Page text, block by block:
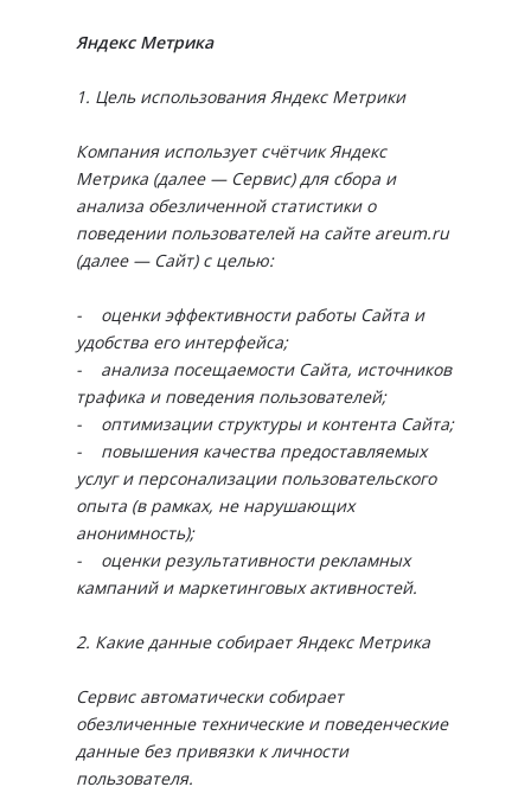
Яндекс Метрика
1. Цель использования Яндекс Метрики
Компания использует счётчик Яндекс
Метрика (далее — Сервис) для сбора и
анализа обезличенной статистики о
поведении пользователей на сайте areum.ru
(далее — Сайт) с целью:
- оценки эффективности работы Сайта и
удобства его интерфейса;
- анализа посещаемости Сайта, источников
трафика и поведения пользователей;
- оптимизации структуры и контента Сайта;
- повышения качества предоставляемых
услуг и персонализации пользовательского
опыта (в рамках, не нарушающих
анонимность);
- оценки результативности рекламных
кампаний и маркетинговых активностей.
2. Какие данные собирает Яндекс Метрика
Сервис автоматически собирает
обезличенные технические и поведенческие
данные без привязки к личности
пользователя.